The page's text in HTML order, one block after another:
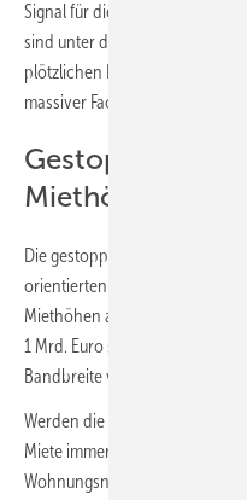
Signal für die Klima- und
sind unter den aktuellen
plötzlichen Förderstopp
massiver Fachkräftemangel im
Gestoppte
Miethöhe aus
Die gestoppte Förderung wirkt
orientierten
Miethöhen aus. Ohne die
1 Mrd. Euro schnell
Bandbreite von 2 bis 4 Euro/(m
Werden die Fördersätze, wie
Miete immer noch im Schnitt
Wohnungsneubauten, bei